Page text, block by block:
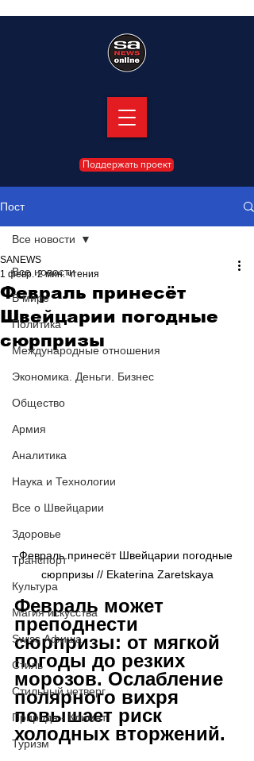
Поддержать проект
Пост
Все новости
В мире
Политика
Международные отношения
Экономика. Деньги. Бизнес
Общество
Армия
Аналитика
Наука и Технологии
Все о Швейцарии
Здоровье
Транспорт
Культура
Магия искусства
Swiss Афиша
Стиль
Стильный четверг
Природа - Климат
Туризм
Все новости
Февраль принесёт
Швейцарии погодные
сюрпризы
SANEWS
1 февр. 2 мин. чтения
Февраль принесёт Швейцарии погодные
сюрпризы // Ekaterina Zaretskaya
Февраль может
преподнести
сюрпризы: от мягкой
погоды до резких
морозов. Ослабление
полярного вихря
повышает риск
холодных вторжений.